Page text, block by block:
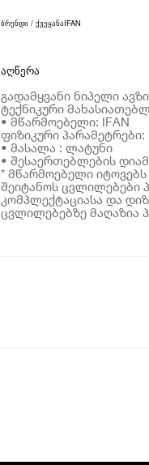
ბრენდი / ქვეყანაIFAN
აღწერა
გადამყვანი ნიპელი
ტექნიკური
• მწარმოებელი: IFAN
ფიზიკური პარამეტრები:
• მასალა : ლატუნი
• შესაერთებლების
* მწარმოებელი
შეიტანოს ცვლილებები
კომპლექტაციასა და
ცვლილებებზე მაღაზია